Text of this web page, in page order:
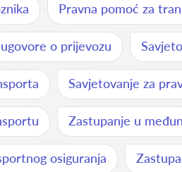
Pravna pomoć za
o prijevozu
Savjetovanje za
Zastupanje u
osiguranja